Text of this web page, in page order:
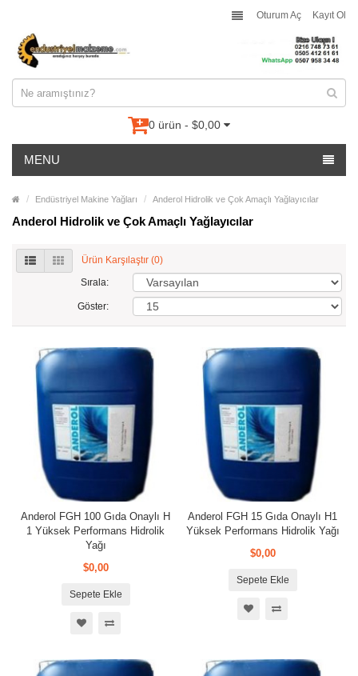
Oturum Aç Kayıt Ol
0 ürün - $0,00
MENU
Endüstriyel Makine Yağları Anderol Hidrolik ve Çok Amaçlı Yağlayıcılar
Anderol Hidrolik ve Çok Amaçlı Yağlayıcılar
Ürün Karşılaştır (0)
Sırala:
Göster:
Anderol FGH 100 Gıda Onaylı H
1 Yüksek Performans Hidrolik
Yağı
$0,00
Sepete Ekle
Anderol FGH 15 Gıda Onaylı H1
Yüksek Performans Hidrolik Yağı
$0,00
Sepete Ekle